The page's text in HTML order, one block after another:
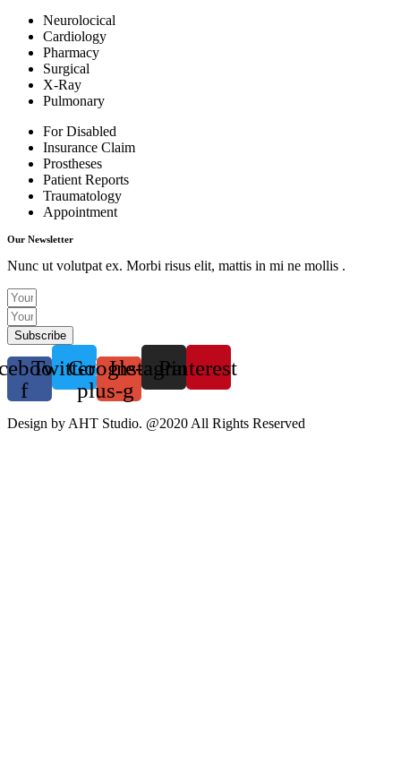
Neurolocical
Cardiology
Pharmacy
Surgical
X-Ray
Pulmonary
For Disabled
Insurance Claim
Prostheses
Patient Reports
Traumatology
Appointment
Our Newsletter
Nunc ut volutpat ex. Morbi risus elit, mattis in mi ne mollis .
Subscribe
f
TwitterGoogle-
plus-g
InstagramPinterest
Design by AHT Studio. @2020 All Rights Reserved